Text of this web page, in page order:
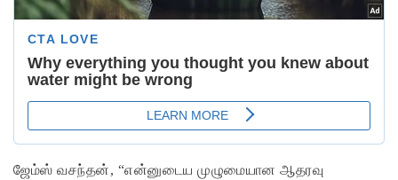
ஜேம்ஸ் வசந்தன், “என்னுடைய முழுமையான ஆதரவு